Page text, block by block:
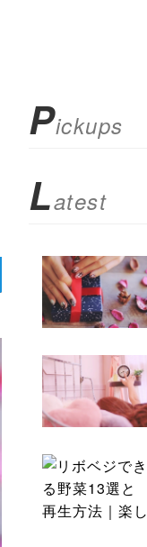
Pickups
Latest